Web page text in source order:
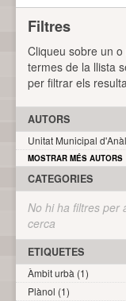
Filtres
Cliqueu sobre un o
termes de la llista
per filtrar els
AUTORS
Unitat Municipal
MOSTRAR MÉS AUTORS
CATEGORIES
No hi ha filtres per
cerca
ETIQUETES
Àmbit urbà (1)
Plànol (1)